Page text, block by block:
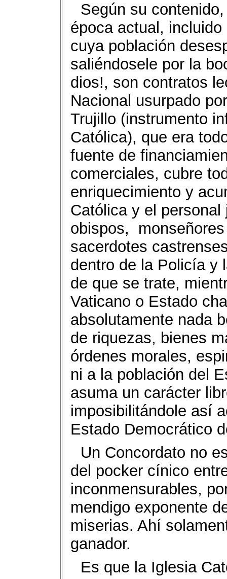
Según su
época actual,
cuya población
saliéndosele por la
dios!, son contratos
Nacional usurpado
Trujillo (instrumento
Católica), que era
fuente de
comerciales, cubre
enriquecimiento y
Católica y el
obispos,
sacerdotes
dentro de la Policía y
de que se trate,
Vaticano o Estado
absolutamente nada
de riquezas, bienes
órdenes morales,
ni a la población del
asuma un carácter
imposibilitándole así
Estado Democrático
Un Concordato no
del pocker cínico
inconmensurables,
mendigo exponente
miserias. Ahí
ganador.
Es que la Iglesia